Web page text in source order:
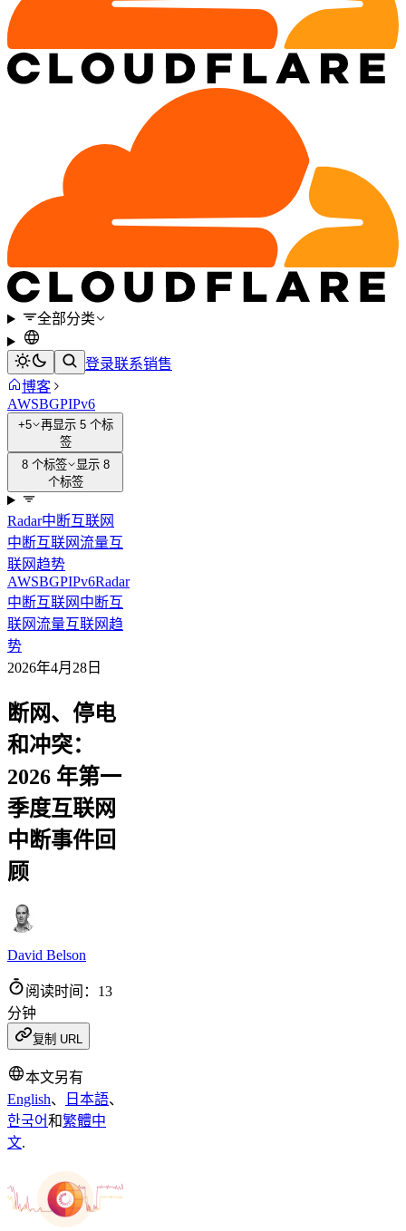
全部分类
登录联系销售
博客
AWSBGPIPv6
+5
再显示 5 个标
签
8 个标签
显示 8
个标签
Radar中断互联网
中断互联网流量互
联网趋势
AWSBGPIPv6Radar
中断互联网中断互
联网流量互联网趋
势
2026年4月28日
断网、停电
和冲突：
2026 年第一
季度互联网
中断事件回
顾
David Belson
阅读时间：13
分钟
复制 URL
本文另有
English、 日本語、
한국어和繁體中
文.